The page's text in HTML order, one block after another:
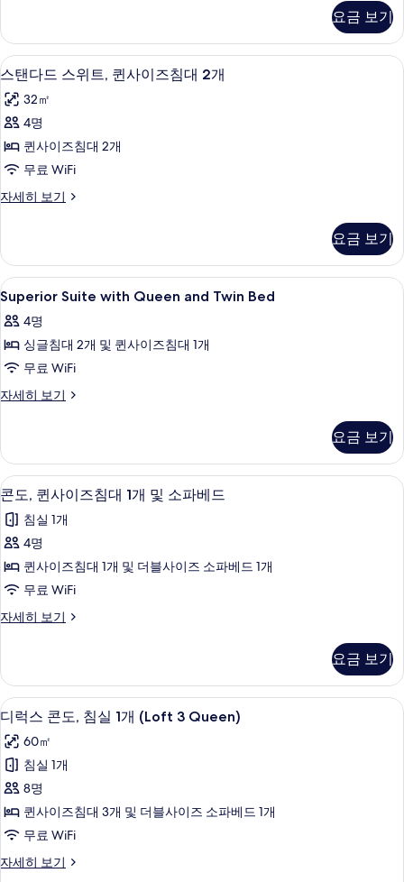
대
(여
러
개)
사
진
모
두
스
위
트,
대
(여
개)
자
히
요금 보기
스
탠
다
드
스
트,
사
이
즈
침
대
2
개
모
두
보
기
스탠다드 스위트, 퀸사이즈침대 2개 |
10
스탠다드 스위트, 퀸사이즈침대 2개
32㎡
4명
퀸사이즈침대 2개
무료 WiFi
자세히 보기
스
스
위
트,
사
이
침
대
2
세
보
기
요금 보기
Superior
Suite
with
Queen
and
Twin
진
모
두
보
기
저자극성 침구, 암막 커튼, 다리미/다
10
Superior Suite with Queen and Twin Bed
4명
싱글침대 2개 및 퀸사이즈침대 1개
무료 WiFi
자세히 보기
Superior
and
Twin
Bed
세
히
기
요금 보기
콘
도,
퀸
사
이
침
1
개
및
소
파
베
드
사
진
콘도, 퀸사이즈침대 1개 및 소파베드 |
8
콘도, 퀸사이즈침대 1개 및 소파베드
침실 1개
4명
퀸사이즈침대 1개 및 더블사이즈 소파베드 1개
무료 WiFi
자세히 보기
콘
이
즈
침
대
개
및
소
파
베
드
자
요금 보기
디
럭
스
콘
도,
침
1
디럭스 콘도, 침실 1개 (Loft 3 Queen)
8
디럭스 콘도, 침실 1개 (Loft 3 Queen)
60㎡
침실 1개
8명
퀸사이즈침대 3개 및 더블사이즈 소파베드 1개
무료 WiFi
자세히 보기
디